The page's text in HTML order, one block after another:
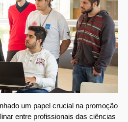
um papel crucial na promoção
entre profissionais das ciências